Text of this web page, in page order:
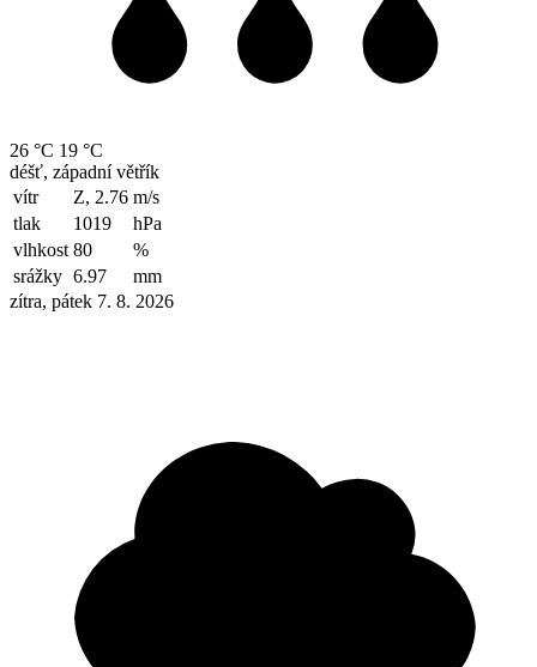
26 °C 19 °C
déšť, západní větřík
vítr
Z, 2.76 m/s
tlak
1019
hPa
vlhkost 80
%
srážky 6.97
mm
zítra, pátek 7. 8. 2026